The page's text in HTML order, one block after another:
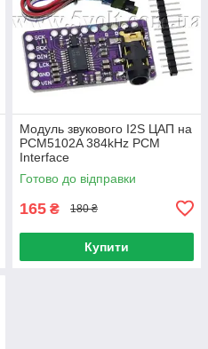
Модуль звукового I2S ЦАП на
PCM5102A 384kHz PCM
Interface
Готово до відправки
165 ₴ 180 ₴
Купити